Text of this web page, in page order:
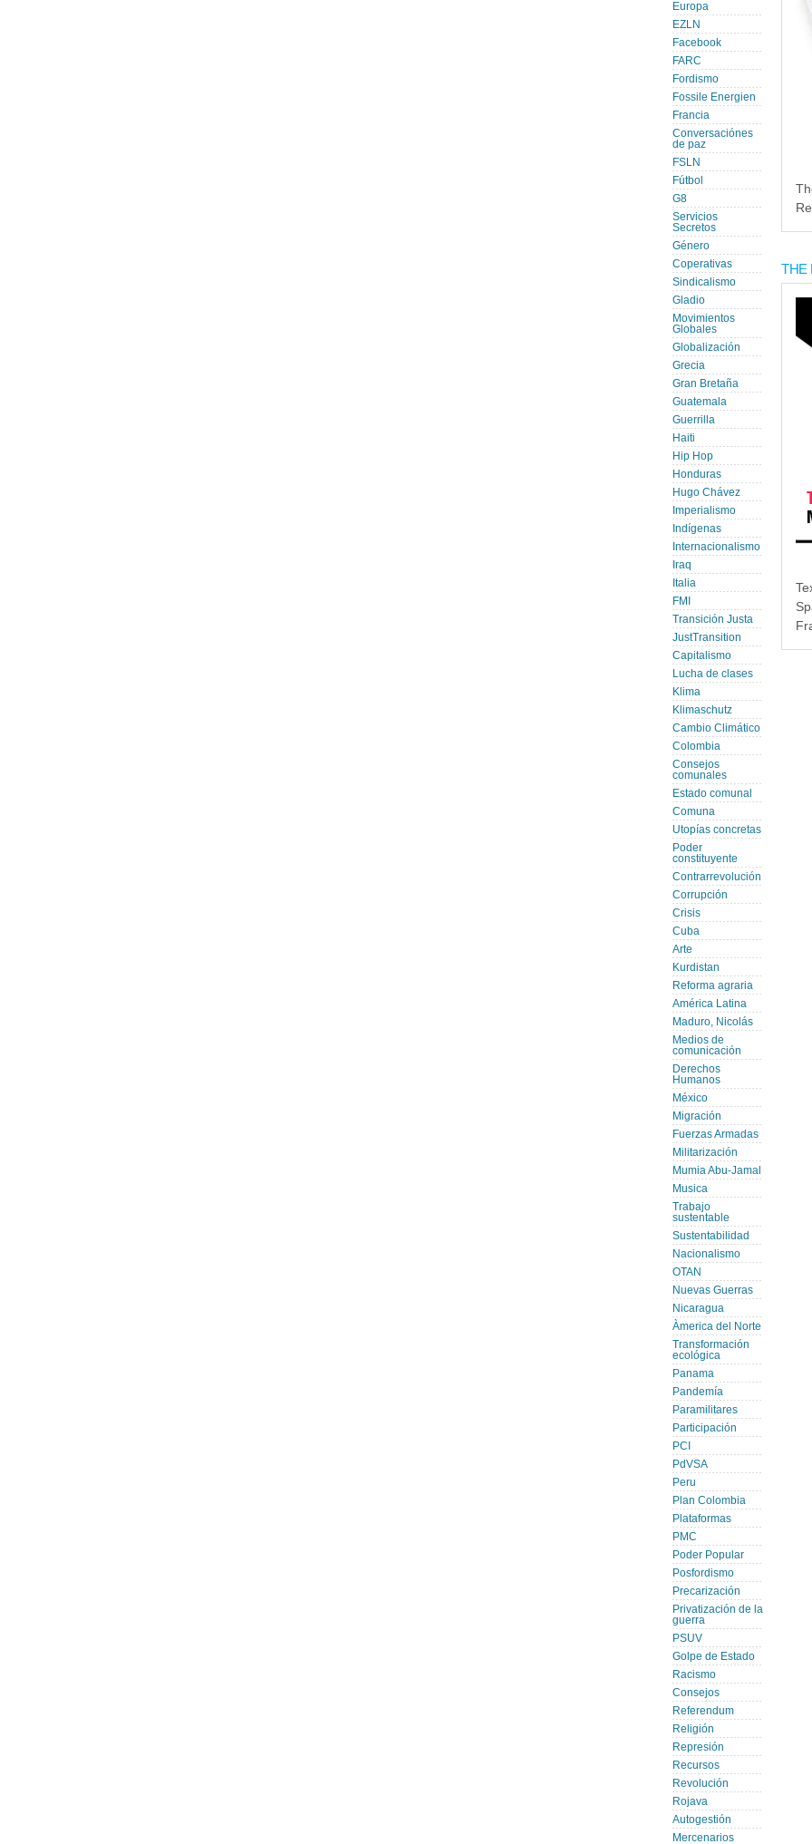
Europa
EZLN
Facebook
FARC
Fordismo
Fossile Energien
Francia
Conversaciónes
de paz
FSLN
Fútbol
G8
Servicios
Secretos
Género
Coperativas
Sindicalismo
Gladio
Movimientos
Globales
Globalización
Grecia
Gran Bretaña
Guatemala
Guerrilla
Haiti
Hip Hop
Honduras
Hugo Chávez
Imperialismo
Indígenas
Internacionalismo
Iraq
Italia
FMI
Transición Justa
JustTransition
Capitalismo
Lucha de clases
Klima
Klimaschutz
Cambio Climático
Colombia
Consejos
comunales
Estado comunal
Comuna
Utopías concretas
Poder
constituyente
Contrarrevolución
Corrupción
Crisis
Cuba
Arte
Kurdistan
Reforma agraria
América Latina
Maduro, Nicolás
Medios de
comunicación
Derechos
Humanos
México
Migración
Fuerzas Armadas
Militarización
Mumia Abu-Jamal
Musica
Trabajo
sustentable
Sustentabilidad
Nacionalismo
OTAN
Nuevas Guerras
Nicaragua
Àmerica del Norte
Transformación
ecológica
Panama
Pandemía
Paramilitares
Participación
PCI
PdVSA
Peru
Plan Colombia
Plataformas
PMC
Poder Popular
Posfordismo
Precarización
Privatización de la
guerra
PSUV
Golpe de Estado
Racismo
Consejos
Referendum
Religión
Represión
Recursos
Revolución
Rojava
Autogestión
Mercenarios
THE